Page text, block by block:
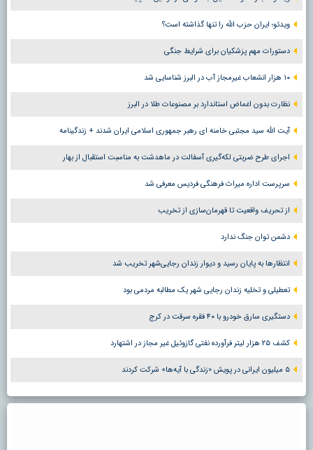
ویدئو؛ ایران حزب الله را تنها گذاشته است؟
دستورات مهم پزشکیان برای شرایط جنگی
۱۰ هزار انشعاب غیرمجاز آب در البرز شناسایی شد
نظارت بدون اغماض استاندارد بر مصنوعات طلا در البرز
آیت الله سید مجتبی خامنه ای رهبر جمهوری اسلامی ایران شدند + زندگینامه
اجرای طرح ضربتی لکه‌گیری آسفالت در ماهدشت به مناسبت استقبال از بهار
سرپرست اداره میراث فرهنگی فردیس معرفی شد
از تحریف واقعیت تا قهرمان‌سازی از تخریب
دشمن توان جنگ ندارد
انتظارها به پایان رسید و دیوار زندان رجایی‌شهر تخریب شد
تعطیلی و تخلیه زندان رجایی شهر یک مطالبه مردمی بود
دستگیری سارق خودرو با ۴۰ فقره سرقت در کرج
کشف ۲۵ هزار لیتر فرآورده نفتی گازوئیل غیر مجاز در اشتهارد
۵ میلیون ایرانی در پویش «زندگی با آیه‌ها» شرکت کردند